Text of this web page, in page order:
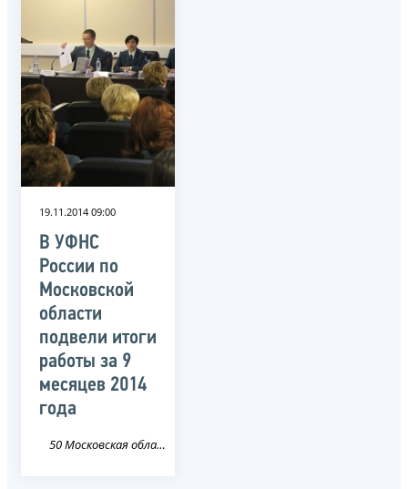
19.11.2014 09:00
В УФНС
России по
Московской
области
подвели итоги
работы за 9
месяцев 2014
года
50 Московская область